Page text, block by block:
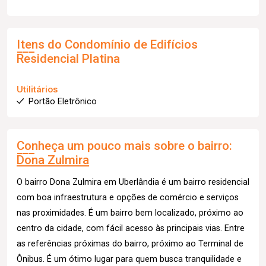
Itens do Condomínio de Edifícios
Residencial Platina
Utilitários
Portão Eletrônico
Conheça um pouco mais sobre o bairro:
Dona Zulmira
O bairro Dona Zulmira em Uberlândia é um bairro residencial
com boa infraestrutura e opções de comércio e serviços
nas proximidades. É um bairro bem localizado, próximo ao
centro da cidade, com fácil acesso às principais vias. Entre
as referências próximas do bairro, próximo ao Terminal de
Ônibus. É um ótimo lugar para quem busca tranquilidade e